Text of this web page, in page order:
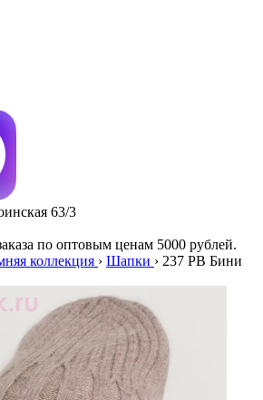
63/3
по оптовым ценам 5000 рублей.
коллекция › Шапки › 237 PB Бини